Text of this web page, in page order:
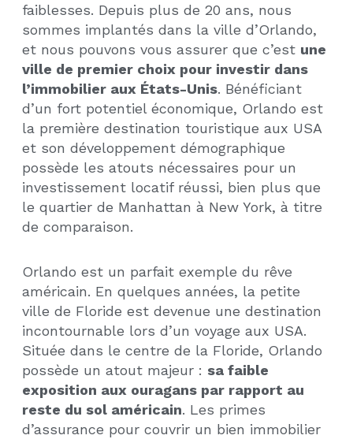
faiblesses. Depuis plus de 20 ans, nous
sommes implantés dans la ville d’Orlando,
et nous pouvons vous assurer que c’est une
ville de premier choix pour investir dans
l’immobilier aux États-Unis. Bénéficiant
d’un fort potentiel économique, Orlando est
la première destination touristique aux USA
et son développement démographique
possède les atouts nécessaires pour un
investissement locatif réussi, bien plus que
le quartier de Manhattan à New York, à titre
de comparaison.
Orlando est un parfait exemple du rêve
américain. En quelques années, la petite
ville de Floride est devenue une destination
incontournable lors d’un voyage aux USA.
Située dans le centre de la Floride, Orlando
possède un atout majeur : sa faible
exposition aux ouragans par rapport au
reste du sol américain. Les primes
d’assurance pour couvrir un bien immobilier